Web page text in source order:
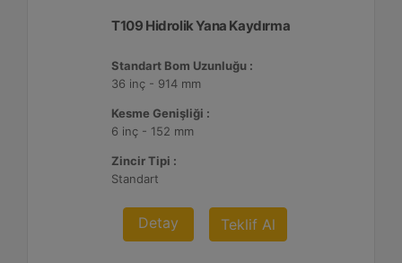
T109 Hidrolik Yana Kaydırma
Standart Bom Uzunluğu :
36 inç - 914 mm
Kesme Genişliği :
6 inç - 152 mm
Zincir Tipi :
Standart
Detay Teklif Al